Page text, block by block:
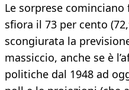
Le sorprese
sfiora il 73 per cento
scongiurata la
massiccio, anche se è
politiche dal 1948 ad